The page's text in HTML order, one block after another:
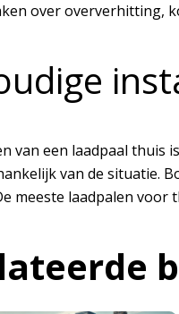
over oververhitting,
van een laadpaal thuis
van de situatie.
meeste laadpalen